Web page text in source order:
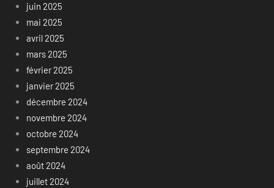
juin 2025
mai 2025
avril 2025
mars 2025
février 2025
janvier 2025
décembre 2024
novembre 2024
octobre 2024
septembre 2024
août 2024
juillet 2024